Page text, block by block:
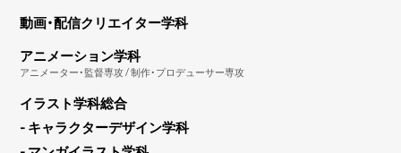
動画・配信クリエイター学科
アニメーション学科
アニメーター・監督専攻 / 制作・プロデューサー専攻
イラスト学科総合
- キャラクターデザイン学科